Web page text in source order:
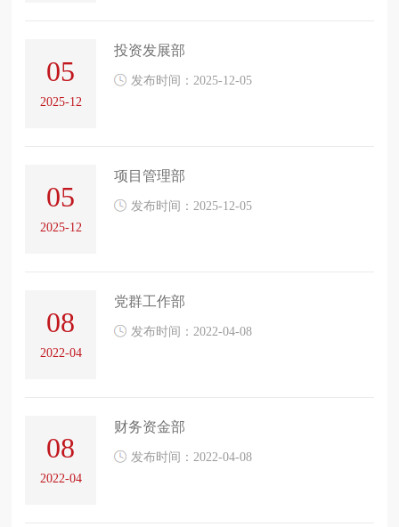
05
2025-12
投资发展部
发布时间：2025-12-05
05
2025-12
项目管理部
发布时间：2025-12-05
08
2022-04
党群工作部
发布时间：2022-04-08
08
2022-04
财务资金部
发布时间：2022-04-08